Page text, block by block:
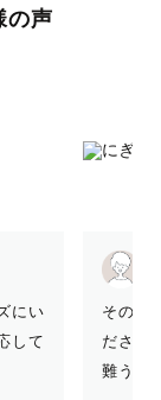
の声
てく
、有
ござい